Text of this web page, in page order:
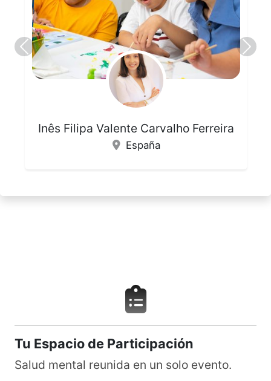
Inês Filipa Valente Carvalho Ferreira
España
Tu Espacio de Participación
Salud mental reunida en un solo evento.